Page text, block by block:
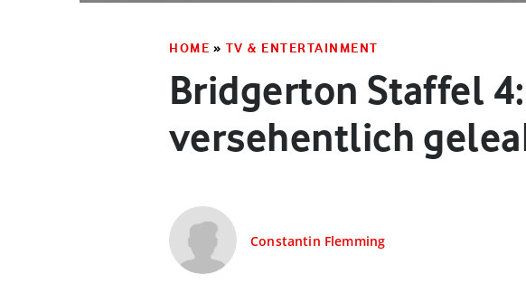
HOME » TV & ENTERTAINMENT
Bridgerton Staffel
versehentlich
Constantin Flemming